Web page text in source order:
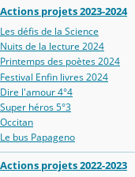
Actions projets 2023-2024
Les défis de la Science
Nuits de la lecture 2024
Printemps des poètes 2024
Festival Enfin livres 2024
Dire l'amour 4°4
Super héros 5°3
Occitan
Le bus Papageno
Actions projets 2022-2023